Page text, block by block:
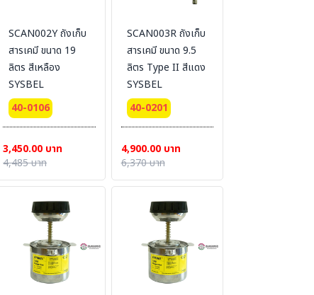
SCAN002Y ถังเก็บ
สารเคมี ขนาด 19
ลิตร สีเหลือง
SYSBEL
40-0106
3,450.00 บาท
4,485 บาท
SCAN003R ถังเก็บ
สารเคมี ขนาด 9.5
ลิตร Type II สีแดง
SYSBEL
40-0201
4,900.00 บาท
6,370 บาท